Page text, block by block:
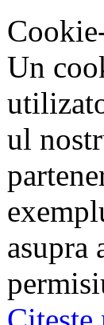
Un
ul
asupra